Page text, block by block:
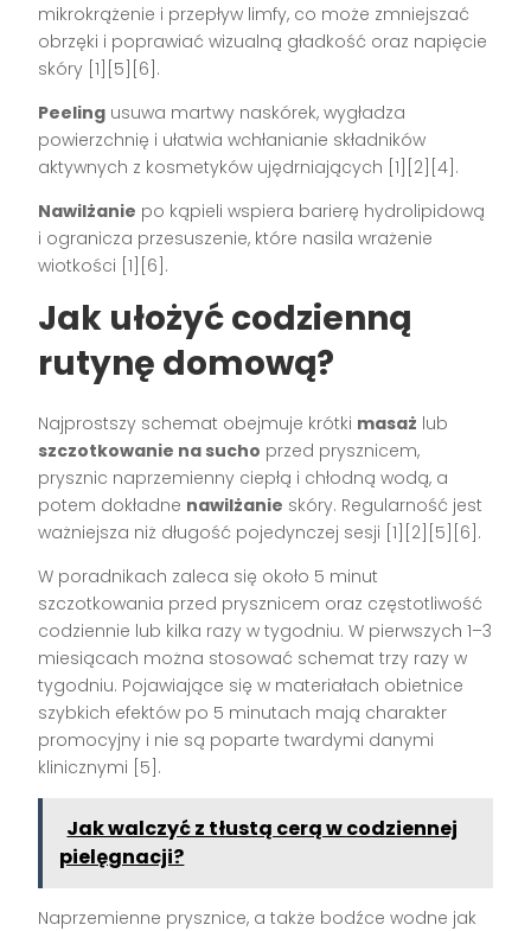
mikrokrążenie i przepływ limfy, co może zmniejszać
obrzęki i poprawiać wizualną gładkość oraz napięcie
skóry [1][5][6].
Peeling usuwa martwy naskórek, wygładza
powierzchnię i ułatwia wchłanianie składników
aktywnych z kosmetyków ujędrniających [1][2][4].
Nawilżanie po kąpieli wspiera barierę hydrolipidową
i ogranicza przesuszenie, które nasila wrażenie
wiotkości [1][6].
Jak ułożyć codzienną
rutynę domową?
Najprostszy schemat obejmuje krótki masaż lub
szczotkowanie na sucho przed prysznicem,
prysznic naprzemienny ciepłą i chłodną wodą, a
potem dokładne nawilżanie skóry. Regularność jest
ważniejsza niż długość pojedynczej sesji [1][2][5][6].
W poradnikach zaleca się około 5 minut
szczotkowania przed prysznicem oraz częstotliwość
codziennie lub kilka razy w tygodniu. W pierwszych 1–3
miesiącach można stosować schemat trzy razy w
tygodniu. Pojawiające się w materiałach obietnice
szybkich efektów po 5 minutach mają charakter
promocyjny i nie są poparte twardymi danymi
klinicznymi [5].
Jak walczyć z tłustą cerą w codziennej
pielęgnacji?
Naprzemienne prysznice, a także bodźce wodne jak